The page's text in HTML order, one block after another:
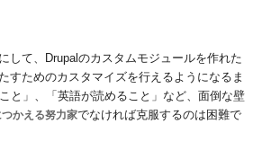
して、Drupalのカスタムモジュールを作れた
すためのカスタマイズを行えるようになるま
と」、「英語が読めること」など、面倒な壁
かえる努力家でなければ克服するのは困難で